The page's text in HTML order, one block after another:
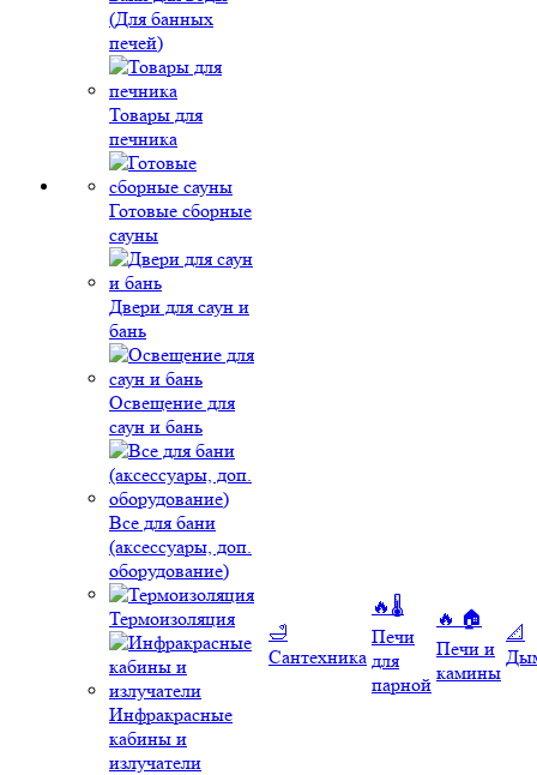
(Для банных
печей)
Товары для
печника
Готовые сборные
сауны
Двери для саун и
бань
Освещение для
саун и бань
Все для бани
(аксессуары, доп.
оборудование)
Термоизоляция
Инфракрасные
кабины и
излучатели
🛁
Сантехника
🔥🌡️
Печи
для
парной
🔥 🏠
Печи и
камины
📐